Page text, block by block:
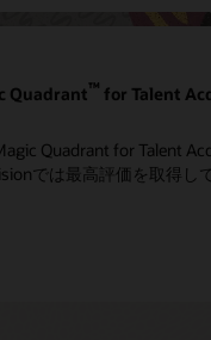
Quadrant™ for Talent
Quadrant for Talent
では最高評価を取得し